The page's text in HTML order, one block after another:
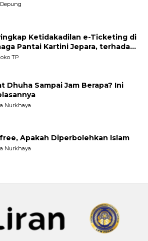
Ketidakadilan e-Ticketing di
Pantai Kartini Jepara, terhadap
Tradisional
TP
Dhuha Sampai Jam Berapa? Ini
Nurkhaya
Apakah Diperbolehkan Islam
Nurkhaya